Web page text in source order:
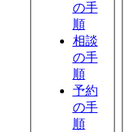
の手
順
相談
の手
順
予約
の手
順